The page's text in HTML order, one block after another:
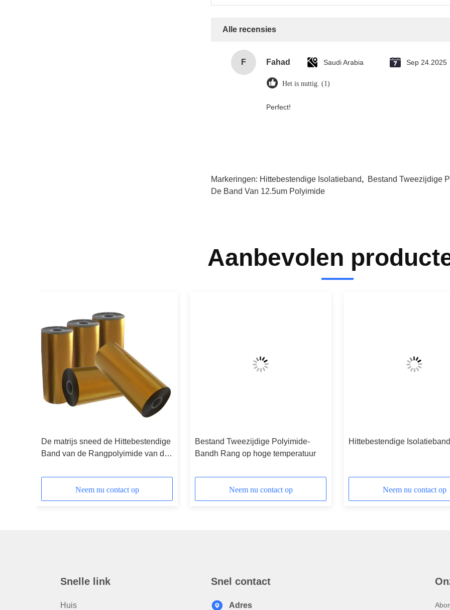
Alle recensies
F Fahad Saudi Arabia Sep 24.2025
Het is nuttig. (1)
Perfect!
Markeringen: Hittebestendige Isolatieband, Bestand Tweezijdige
De Band Van 12.5um Polyimide
Aanbevolen
De matrijs sneed de Hittebestendige
Band van de Rangpolyimide van de
Neem nu contact op
Bestand Tweezijdige Polyimide-
Bandh Rang op hoge temperatuur
Neem nu contact op
Hittebestendige Isolatieband
Neem nu contact op
Snelle link
Huis
Snel contact
Adres